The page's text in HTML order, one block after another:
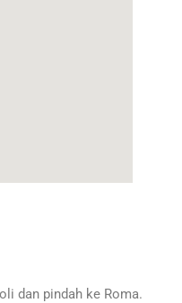
dan pindah ke Roma.